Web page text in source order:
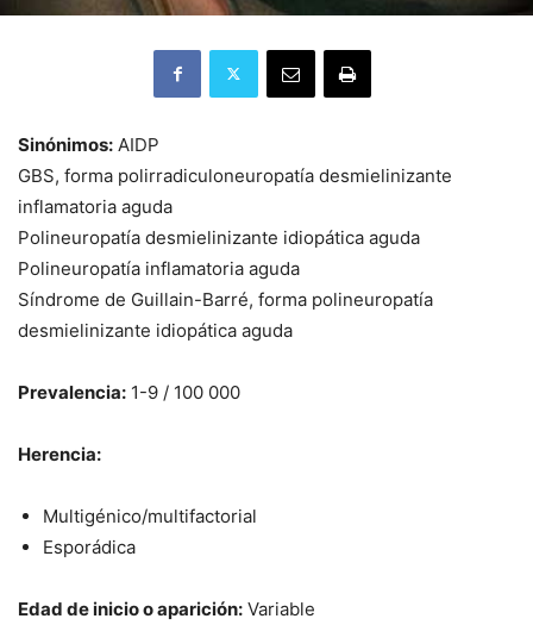
Sinónimos: AIDP
GBS, forma polirradiculoneuropatía desmielinizante
inflamatoria aguda
Polineuropatía desmielinizante idiopática aguda
Polineuropatía inflamatoria aguda
Síndrome de Guillain-Barré, forma polineuropatía
desmielinizante idiopática aguda
Prevalencia: 1-9 / 100 000
Herencia:
Multigénico/multifactorial
Esporádica
Edad de inicio o aparición: Variable